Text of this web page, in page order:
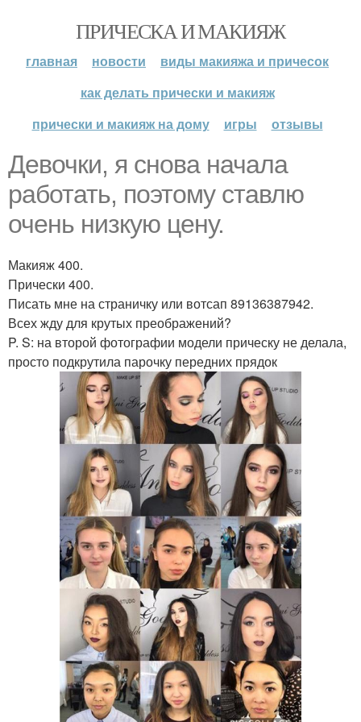
ПРИЧЕСКА И МАКИЯЖ
главная новости
виды макияжа и причесок
как делать прически и макияж
прически и макияж на дому
игры отзывы
Девочки, я снова начала
работать, поэтому ставлю
очень низкую цену.
Макияж 400.
Прически 400.
Писать мне на страничку или вотсап 89136387942.
Всех жду для крутых преображений?
P. S: на второй фотографии модели прическу не делала,
просто подкрутила парочку передних прядок